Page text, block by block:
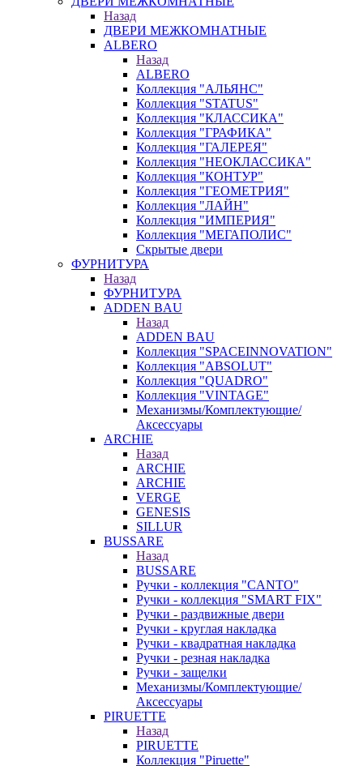
Назад
ДВЕРИ МЕЖКОМНАТНЫЕ
ALBERO
Назад
ALBERO
Коллекция "АЛЬЯНС"
Коллекция "STATUS"
Коллекция "КЛАССИКА"
Коллекция "ГРАФИКА"
Коллекция "ГАЛЕРЕЯ"
Коллекция "НЕОКЛАССИКА"
Коллекция "КОНТУР"
Коллекция "ГЕОМЕТРИЯ"
Коллекция "ЛАЙН"
Коллекция "ИМПЕРИЯ"
Коллекция "МЕГАПОЛИС"
Скрытые двери
ФУРНИТУРА
Назад
ФУРНИТУРА
ADDEN BAU
Назад
ADDEN BAU
Коллекция "SPACEINNOVATION"
Коллекция "ABSOLUT"
Коллекция "QUADRO"
Коллекция "VINTAGE"
Механизмы/Комплектующие/
Аксессуары
ARCHIE
Назад
ARCHIE
ARCHIE
VERGE
GENESIS
SILLUR
BUSSARE
Назад
BUSSARE
Ручки - коллекция "CANTO"
Ручки - коллекция "SMART FIX"
Ручки - раздвижные двери
Ручки - круглая накладка
Ручки - квадратная накладка
Ручки - резная накладка
Ручки - защелки
Механизмы/Комплектующие/
Аксессуары
PIRUETTE
Назад
PIRUETTE
Коллекция "Piruette"